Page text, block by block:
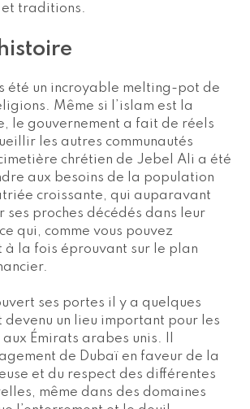
et traditions.
été un incroyable melting-pot de
Même si l’islam est la
le gouvernement a fait de réels
les autres communautés
chrétien de Jebel Ali a été
aux besoins de la population
croissante, qui auparavant
proches décédés dans leur
qui, comme vous pouvez
à la fois éprouvant sur le plan
ses portes il y a quelques
devenu un lieu important pour les
Émirats arabes unis. Il
de Dubaï en faveur de la
et du respect des différentes
même dans des domaines